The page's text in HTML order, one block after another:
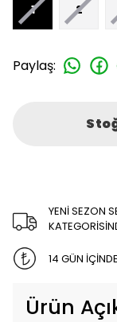
1 2
Paylaş:
YENİ SEZON
14 GÜN
Ürün